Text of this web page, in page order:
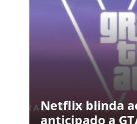
Netflix blinda
anticipado a